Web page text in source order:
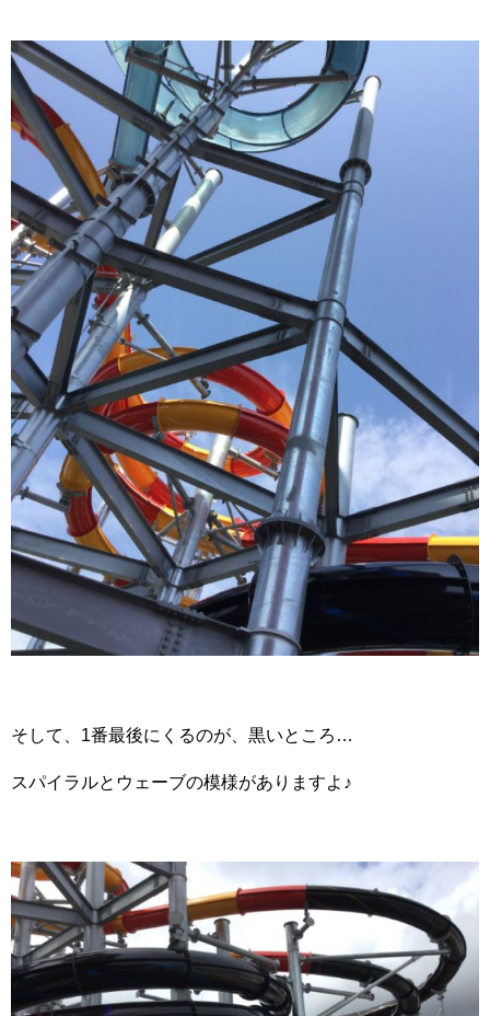
そして、1番最後にくるのが、黒いところ…
スパイラルとウェーブの模様がありますよ♪